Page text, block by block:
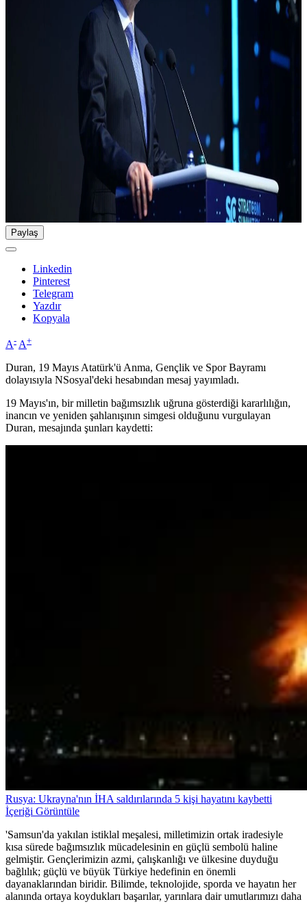
Paylaş
Linkedin
Pinterest
Telegram
Yazdır
Kopyala
A- A+
Duran, 19 Mayıs Atatürk'ü Anma, Gençlik ve Spor Bayramı
dolayısıyla NSosyal'deki hesabından mesaj yayımladı.
19 Mayıs'ın, bir milletin bağımsızlık uğruna gösterdiği kararlılığın,
inancın ve yeniden şahlanışının simgesi olduğunu vurgulayan
Duran, mesajında şunları kaydetti:
Rusya: Ukrayna'nın İHA saldırılarında 5 kişi hayatını kaybetti
İçeriği Görüntüle
'Samsun'da yakılan istiklal meşalesi, milletimizin ortak iradesiyle
kısa sürede bağımsızlık mücadelesinin en güçlü sembolü haline
gelmiştir. Gençlerimizin azmi, çalışkanlığı ve ülkesine duyduğu
bağlılık; güçlü ve büyük Türkiye hedefinin en önemli
dayanaklarından biridir. Bilimde, teknolojide, sporda ve hayatın her
alanında ortaya koydukları başarılar, yarınlara dair umutlarımızı daha